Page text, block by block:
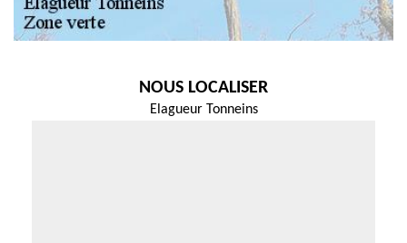
NOUS LOCALISER
Elagueur Tonneins